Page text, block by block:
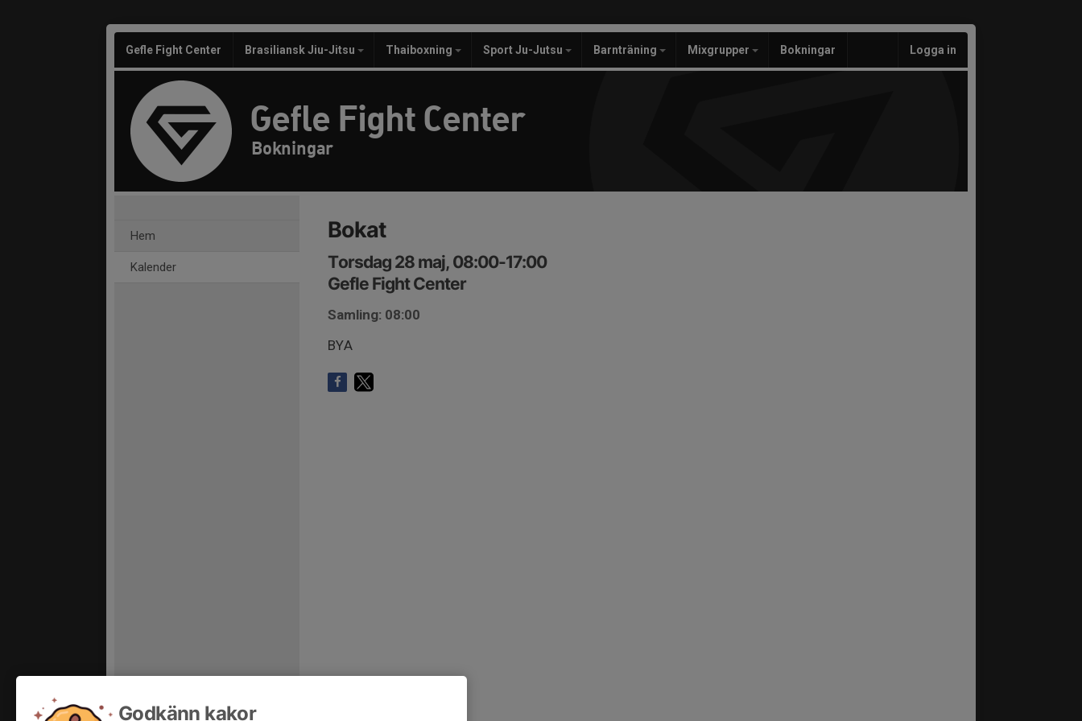
Gefle Fight Center Brasiliansk Jiu-Jitsu Thaiboxning Sport Ju-Jutsu Barnträning Mixgrupper Bokningar Logga in
Gefle Fight Center
Bokningar
Hem
Kalender
Bokat
Torsdag 28 maj, 08:00-17:00
Gefle Fight Center
Samling: 08:00
BYA
Godkänn kakor